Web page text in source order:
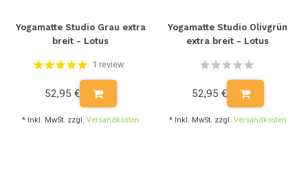
Yogamatte Studio Grau extra
breit - Lotus
1 review
52,95 €
* Inkl. MwSt. zzgl. Versandkosten
Yogamatte Studio Olivgrün
extra breit - Lotus
52,95 €
* Inkl. MwSt. zzgl. Versandkosten